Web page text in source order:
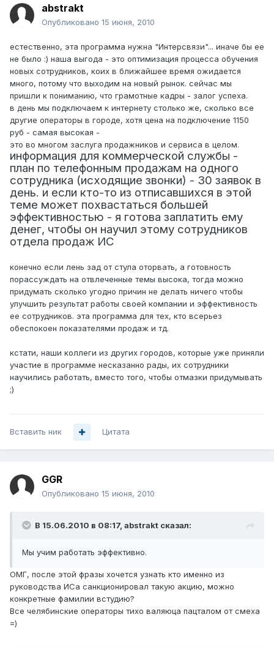
abstrakt
Опубликовано 15 июня, 2010
естественно, эта программа нужна "Интерсвязи"... иначе бы ее
не было :) наша выгода - это оптимизация процесса обучения
новых сотрудников, коих в ближайшее время ожидается
много, потому что выходим на новый рынок. сейчас мы
пришли к пониманию, что грамотные кадры - залог успеха.
в день мы подключаем к интернету столько же, сколько все
другие операторы в городе, хотя цена на подключение 1150
руб - самая высокая -
это во многом заслуга продажников и сервиса в целом.
информация для коммерческой службы -
план по телефонным продажам на одного
сотрудника (исходящие звонки) - 30 заявок в
день. и если кто-то из отписавшихся в этой
теме может похвастаться большей
эффективностью - я готова заплатить ему
денег, чтобы он научил этому сотрудников
отдела продаж ИС
конечно если лень зад от стула оторвать, а готовность
порассуждать на отвлеченные темы высока, тогда можно
придумать сколько угодно причин не делать ничего чтобы
улучшить результат работы своей компании и эффективность
ее сотрудников. эта программа для тех, кто всерьез
обеспокоен показателями продаж и тд.
кстати, наши коллеги из других городов, которые уже приняли
участие в программе несказанно рады, их сотрудники
научились работать, вместо того, чтобы отмазки придумывать
;)
Вставить ник Цитата
GGR
Опубликовано 15 июня, 2010
В 15.06.2010 в 08:17, abstrakt сказал:
Мы учим работать эффективно.
ОМГ, после этой фразы хочется узнать кто именно из
руководства ИСа санкционировал такую акцию, можно
конкретные фамилии встудию?
Все челябинские операторы тихо валяюца пацталом от смеха
=)